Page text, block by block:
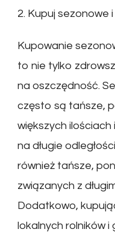
2. Kupuj sezonowe
Kupowanie
to nie tylko
na oszczędność.
często są tańsze,
większych
na długie
również tańsze,
związanych z
Dodatkowo,
lokalnych rolników